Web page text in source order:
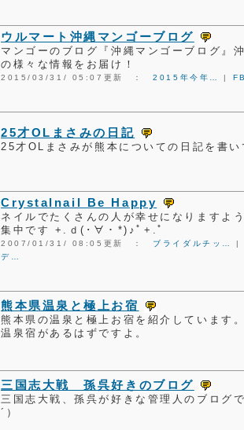
ウルマート沖縄マンゴーブログ
マンゴーのブログ『沖縄マンゴーブログ』
の様々な情報をお届け！
2015/03/31/ 05:07更新 ：2015年今年… |
25才OLまさみの日記
25才OLまさみが熊本についての日記を書
Crystalnail Be Happy
ネイルでたくさんの人が幸せになります
集中です +.ｄ(･∀・*)♪ﾟ+.ﾟ
2007/01/31/ 08:05更新 ： ブライダルチッ…
デ…
熊本県温泉と極上お宿
熊本県の温泉と極上お宿を紹介しています
温泉宿があるはずですよ。
三国志大戦 孫呉好きのブログ
三国志大戦、孫呉が好きな管理人のブログ
´）